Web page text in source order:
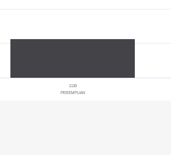
1130
PEREMPUAN